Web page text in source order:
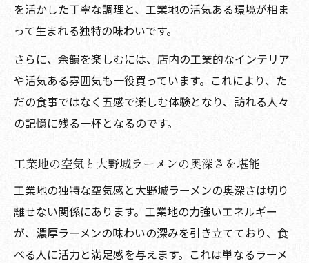
を活かした丁寧な調理と、工業地の活気ある環境が相ま
って生まれる独特の味わいです。
さらに、余韻を楽しむには、店内の工業的なインテリア
や活気ある雰囲気も一役買っています。これにより、た
だの食事ではなく五感で楽しむ体験となり、訪れる人々
の記憶に残る一杯となるのです。
工業地の空気と大野城ラーメンの奥深さを堪能
工業地の独特な空気感と大野城ラーメンの奥深さは切り
離せない関係にあります。工業地の力強いエネルギー
が、濃厚ラーメンの味わいの深みを引き立てており、食
べる人に活力と満足感を与えます。これは単なるラーメ